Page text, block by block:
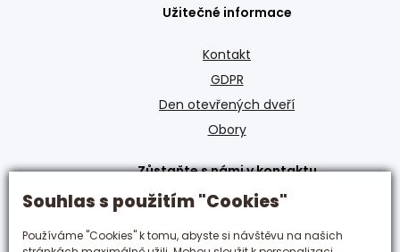
Souhlas s použitím "Cookies"
Používáme "Cookies" k tomu, abyste si návštěvu na našich
Užitečné informace
Kontakt
GDPR
Den otevřených dveří
Obory
Zůstaňte s námi v kontaktu
+420 495 592 288
hotelovka@hotelovka.cz